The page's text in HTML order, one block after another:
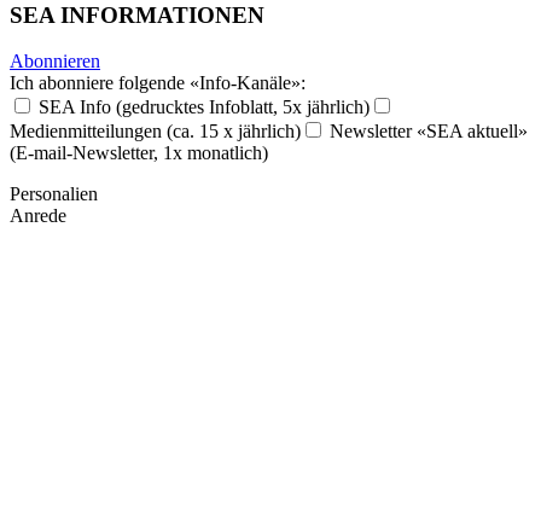
SEA INFORMATIONEN
Abonnieren
Ich abonniere folgende «Info-Kanäle»:
SEA Info (gedrucktes Infoblatt, 5x jährlich)
Medienmitteilungen (ca. 15 x jährlich)
Newsletter «SEA aktuell»
(E-mail-Newsletter, 1x monatlich)
Personalien
Anrede